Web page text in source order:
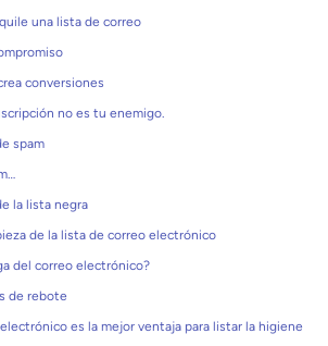
una lista de correo
conversiones
no es tu enemigo.
spam
la lista negra
de la lista de correo electrónico
del correo electrónico?
de rebote
es la mejor ventaja para listar la higiene